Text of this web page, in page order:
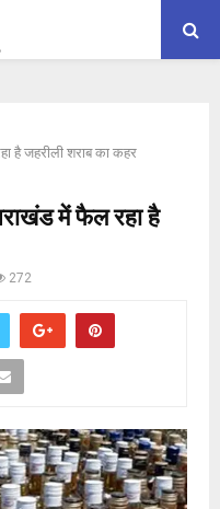
है जहरीली शराब का कहर
में फैल रहा है
272